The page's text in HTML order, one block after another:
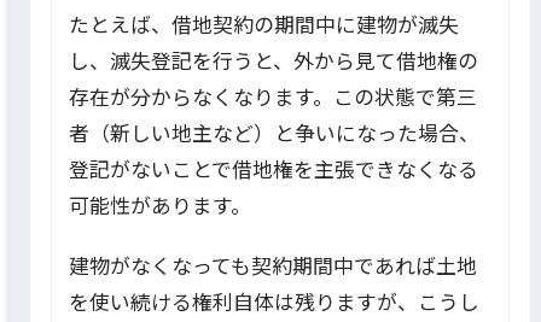
たとえば、借地契約の期間中に建物が滅失
し、滅失登記を行うと、外から見て借地権の
存在が分からなくなります。この状態で第三
者（新しい地主など）と争いになった場合、
登記がないことで借地権を主張できなくなる
可能性があります。
建物がなくなっても契約期間中であれば土地
を使い続ける権利自体は残りますが、こうし